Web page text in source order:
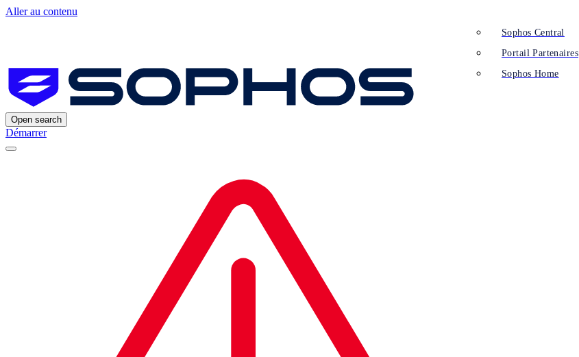
Aller au contenu
Open search
Démarrer
Sophos Central
Portail Partenaires
Sophos Home